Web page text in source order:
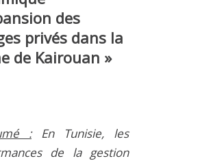
des
privés dans la
de Kairouan »
:En Tunisie, les
de la gestion